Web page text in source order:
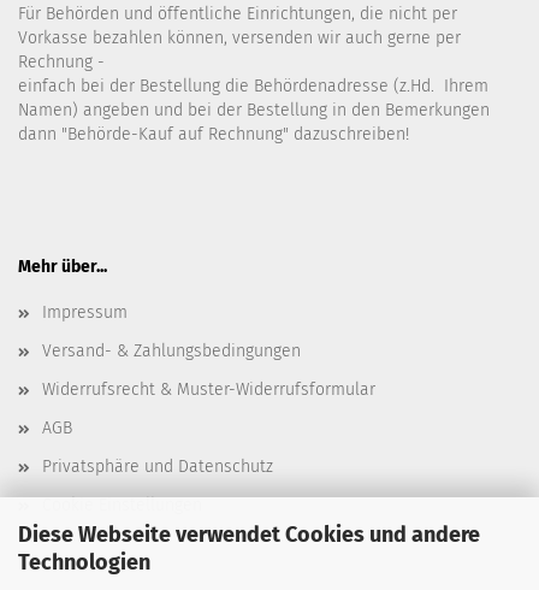
Diese Webseite verwendet Cookies und andere
Technologien
Für Behörden und öffentliche Einrichtungen, die nicht per
Vorkasse bezahlen können, versenden wir auch gerne per
Rechnung -
einfach bei der Bestellung die Behördenadresse (z.Hd. Ihrem
Namen) angeben und bei der Bestellung in den Bemerkungen
dann "Behörde-Kauf auf Rechnung" dazuschreiben!
Mehr über...
Impressum
Versand- & Zahlungsbedingungen
Widerrufsrecht & Muster-Widerrufsformular
AGB
Privatsphäre und Datenschutz